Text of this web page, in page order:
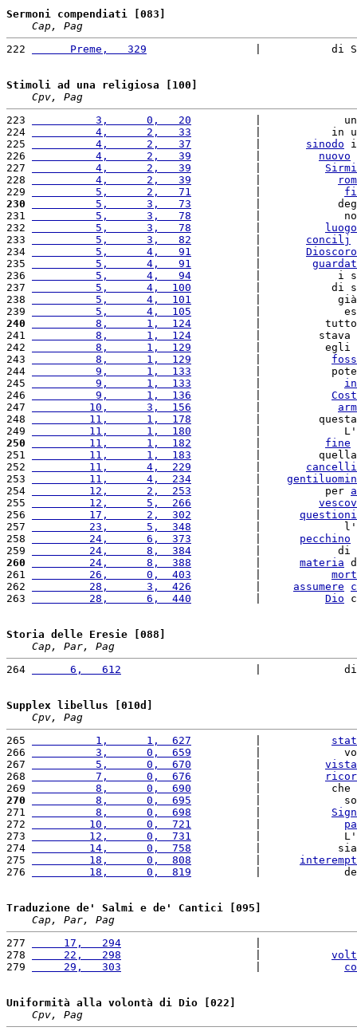
Sermoni compendiati [083]
Cap, Pag
222
      Preme,   329
|           di
Stimoli ad una religiosa [100]
Cpv, Pag
223
          3,      0,   20
|
224
          4,      2,   33
|           in
225
          4,      2,   37
sinodo
226
          4,      2,   39
nuovo
227
          4,      2,   39
228
          4,      2,   39
229
          5,      2,   71
230
          5,      3,   73
|
231
          5,      3,   78
|
232
          5,      3,   78
luogo
233
          5,      3,   82
concilj
234
          5,      4,   91
Dioscoro
235
          5,      4,   91
236
          5,      4,   94
|            i
237
          5,      4,  100
|           di
238
          5,      4,  101
|
239
          5,      4,  105
|
240
          8,      1,  124
|
241
          8,      1,  124
|
242
          8,      1,  129
|
243
          8,      1,  129
244
          9,      1,  133
|
245
          9,      1,  133
246
          9,      1,  136
247
         10,      3,  156
248
         11,      1,  178
|
249
         11,      1,  180
          |             L'
250
         11,      1,  182
fine
251
         11,      1,  183
|
252
         11,      4,  229
253
         11,      4,  234
254
         12,      2,  253
          |          per
255
         12,      5,  266
256
         17,      2,  302
questioni
257
         23,      5,  348
          |             l'
258
         24,      6,  373
pecchino
259
         24,      8,  384
          |            di
260
         24,      8,  388
materia
261
         26,      0,  403
262
         28,      3,  426
assumere
263
         28,      6,  440
Dio
Storia delle Eresie [088]
Cap, Par, Pag
264
      6,   612
|
Supplex libellus [010d]
Cpv, Pag
265
          1,      1,  627
266
          3,      0,  659
|
267
          5,      0,  670
vista
268
          7,      0,  676
269
          8,      0,  690
|
270
          8,      0,  695
|
271
          8,      0,  698
272
         10,      0,  721
273
         12,      0,  731
|
274
         14,      0,  758
|
275
         18,      0,  808
276
         18,      0,  819
|
Traduzione de' Salmi e de' Cantici [095]
Cap, Par, Pag
277
     17,   294
278
     22,   298
279
     29,   303
Uniformità alla volontà di Dio [022]
Cpv, Pag